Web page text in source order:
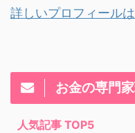
詳しいプロフィール
お金の専門
人気記事 TOP5